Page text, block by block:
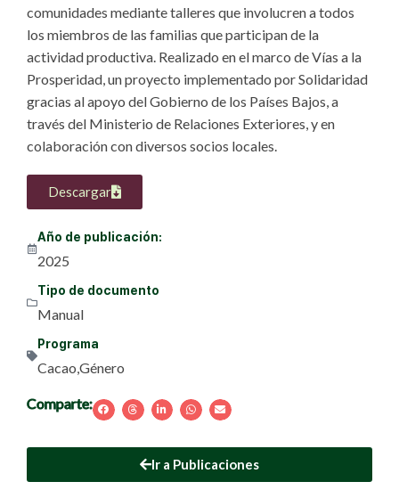
comunidades mediante talleres que involucren a todos
los miembros de las familias que participan de la
actividad productiva. Realizado en el marco de Vías a la
Prosperidad, un proyecto implementado por Solidaridad
gracias al apoyo del Gobierno de los Países Bajos, a
través del Ministerio de Relaciones Exteriores, y en
colaboración con diversos socios locales.
Descargar
Año de publicación:
2025
Tipo de documento
Manual
Programa
Cacao,Género
Comparte:
Ir a Publicaciones